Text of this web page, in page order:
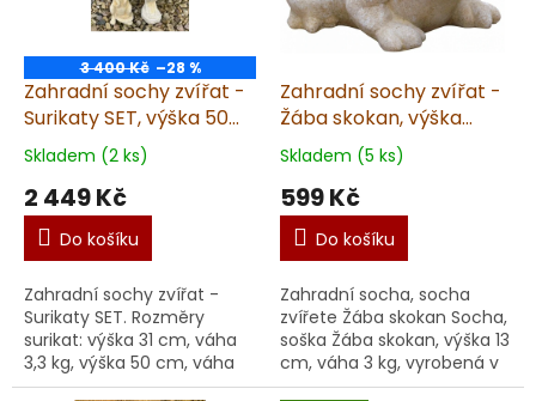
3 400 Kč –28 %
Zahradní sochy zvířat -
Surikaty SET, výška 50
cm, 8 kg, pískovec
Skladem (2 ks)
2 449 Kč
Do košíku
Zahradní sochy zvířat -
Surikaty SET. Rozměry
surikat: výška 31 cm, váha
3,3 kg, výška 50 cm, váha
4,5 kg Garantujeme dodání
Zahradní sochy zvířat -
Žába skokan, výška
13cm, 3kg, pískovec
Skladem (5 ks)
599 Kč
Do košíku
Zahradní socha, socha
zvířete Žába skokan Socha,
soška Žába skokan, výška 13
cm, váha 3 kg, vyrobená v
ČR z kvalitního umělého